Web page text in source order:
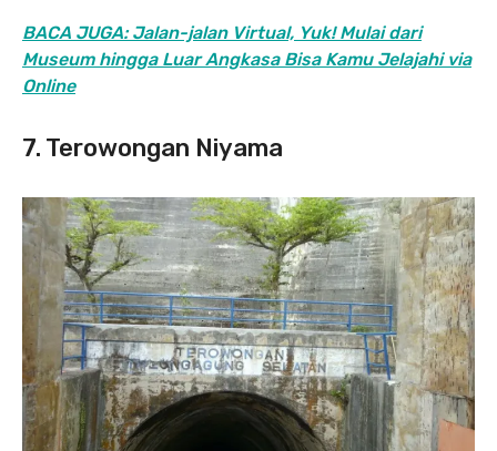
BACA JUGA: Jalan-jalan Virtual, Yuk! Mulai dari
Museum hingga Luar Angkasa Bisa Kamu Jelajahi via
Online
7. Terowongan Niyama